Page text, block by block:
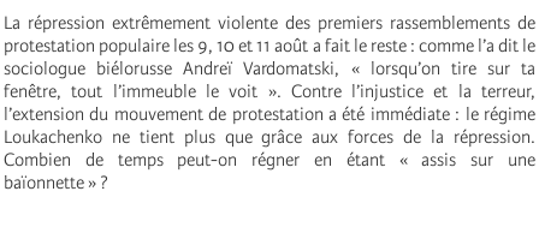
La répression extrêmement violente des premiers rassemblements de
protestation populaire les 9, 10 et 11 août a fait le reste : comme l’a dit le
sociologue biélorusse Andreï Vardomatski, « lorsqu’on tire sur ta
fenêtre, tout l’immeuble le voit ». Contre l’injustice et la terreur,
l’extension du mouvement de protestation a été immédiate : le régime
Loukachenko ne tient plus que grâce aux forces de la répression.
Combien de temps peut-on régner en étant « assis sur une
baïonnette » ?